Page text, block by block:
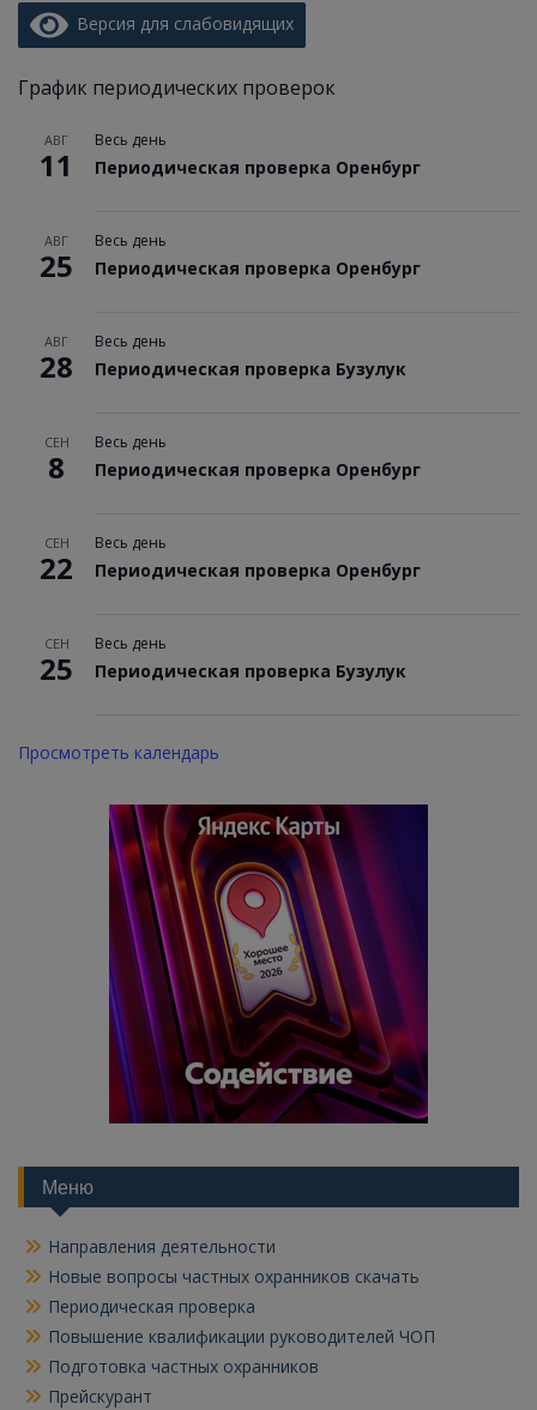
Версия для слабовидящих
График периодических проверок
АВГ
11
Весь день
Периодическая проверка Оренбург
АВГ
25
Весь день
Периодическая проверка Оренбург
АВГ
28
Весь день
Периодическая проверка Бузулук
СЕН
8
Весь день
Периодическая проверка Оренбург
СЕН
22
Весь день
Периодическая проверка Оренбург
СЕН
25
Весь день
Периодическая проверка Бузулук
Просмотреть календарь
Меню
Направления деятельности
Новые вопросы частных охранников скачать
Периодическая проверка
Повышение квалификации руководителей ЧОП
Подготовка частных охранников
Прейскурант